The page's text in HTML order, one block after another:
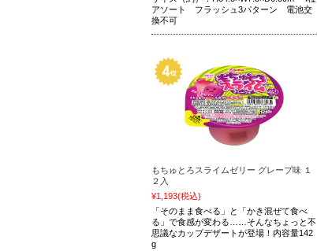
アソート フラッシュ3パターン 電池交
換不可
もちゅとろスライムゼリー グレープ味 １
２入
¥1,193(税込)
「そのまま食べる」と「かき混ぜて食べ
る」で食感が変わる……そんなちょっと不
思議なカップデザートが登場！内容量142
g